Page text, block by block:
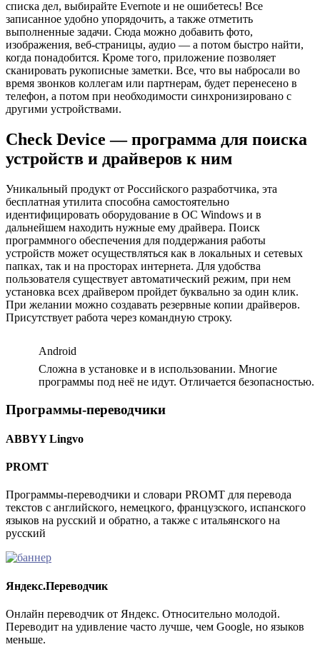
списка дел, выбирайте Evernote и не ошибетесь! Все
записанное удобно упорядочить, а также отметить
выполненные задачи. Сюда можно добавить фото,
изображения, веб-страницы, аудио — а потом быстро найти,
когда понадобится. Кроме того, приложение позволяет
сканировать рукописные заметки. Все, что вы набросали во
время звонков коллегам или партнерам, будет перенесено в
телефон, а потом при необходимости синхронизировано с
другими устройствами.
Check Device — программа для поиска
устройств и драйверов к ним
Уникальный продукт от Российского разработчика, эта
бесплатная утилита способна самостоятельно
идентифицировать оборудование в ОС Windows и в
дальнейшем находить нужные ему драйвера. Поиск
программного обеспечения для поддержания работы
устройств может осуществляться как в локальных и сетевых
папках, так и на просторах интернета. Для удобства
пользователя существует автоматический режим, при нем
установка всех драйвером пройдет буквально за один клик.
При желании можно создавать резервные копии драйверов.
Присутствует работа через командную строку.
Android
Сложна в установке и в использовании. Многие
программы под неё не идут. Отличается безопасностью.
Программы-переводчики
ABBYY Lingvo
PROMT
Программы-переводчики и словари PROMT для перевода
текстов с английского, немецкого, французского, испанского
языков на русский и обратно, а также с итальянского на
русский
Яндекс.Переводчик
Онлайн переводчик от Яндекс. Относительно молодой.
Переводит на удивление часто лучше, чем Google, но языков
меньше.